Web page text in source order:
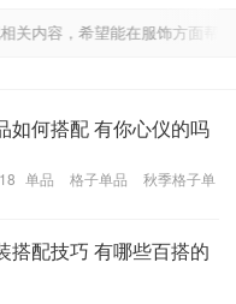
容，希望能在服饰方面
如何搭配 有你心仪的吗
单品 格子单品
秋季格子单
搭配技巧 有哪些百搭的